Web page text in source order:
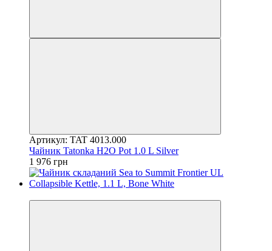
Артикул: TAT 4013.000
Чайник Tatonka H2O Pot 1.0 L Silver
1 976 грн